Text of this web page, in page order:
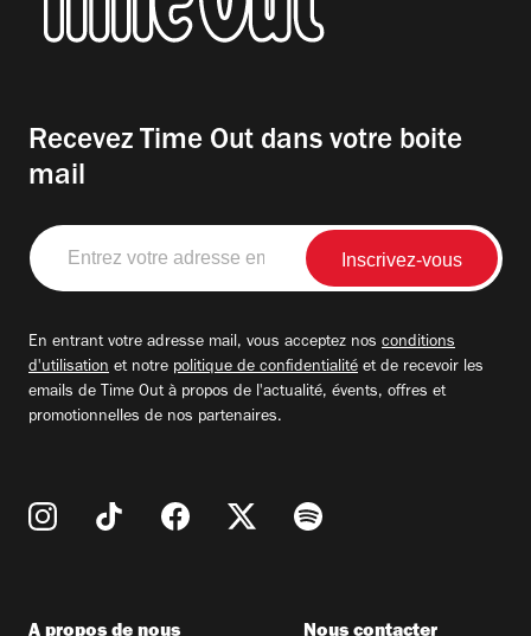
Recevez Time Out dans votre boite
mail
Entrez
votre
adresse
En entrant votre adresse mail, vous acceptez nos conditions
d'utilisation et notre politique de confidentialité et de recevoir les
emails de Time Out à propos de l'actualité, évents, offres et
promotionnelles de nos partenaires.
A propos de nous Nous contacter